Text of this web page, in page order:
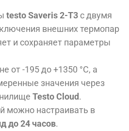
testo Saveris 2-Т3 с двумя
внешних термопар
и сохраняет параметры
от -195 до +1350 °C, а
значения через
Testo Cloud.
можно настраивать в
до 24 часов.